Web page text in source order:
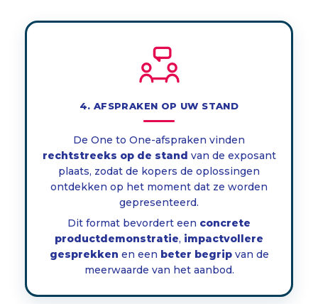
4. AFSPRAKEN OP UW STAND
De One to One-afspraken vinden
rechtstreeks op de stand van de exposant
plaats, zodat de kopers de oplossingen
ontdekken op het moment dat ze worden
gepresenteerd.
Dit format bevordert een concrete
productdemonstratie, impactvollere
gesprekken en een beter begripvan de
meerwaarde van het aanbod.